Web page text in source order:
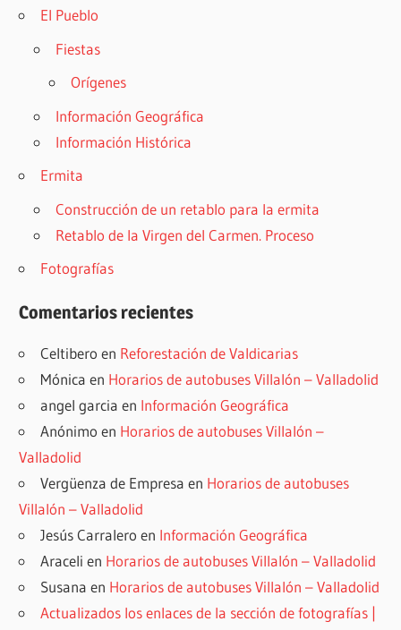
El Pueblo
Fiestas
Orígenes
Información Geográfica
Información Histórica
Ermita
Construcción de un retablo para la ermita
Retablo de la Virgen del Carmen. Proceso
Fotografías
Comentarios recientes
Celtibero en Reforestación de Valdicarias
Mónica en Horarios de autobuses Villalón – Valladolid
angel garcia en Información Geográfica
Anónimo en Horarios de autobuses Villalón –
Valladolid
Vergüenza de Empresa en Horarios de autobuses
Villalón – Valladolid
Jesús Carralero en Información Geográfica
Araceli en Horarios de autobuses Villalón – Valladolid
Susana en Horarios de autobuses Villalón – Valladolid
Actualizados los enlaces de la sección de fotografías |